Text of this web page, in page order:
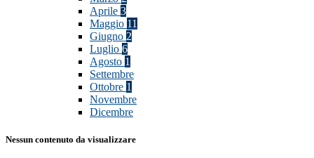
Aprile 3
Maggio 11
Giugno 2
Luglio 6
Agosto 1
Settembre
Ottobre 1
Novembre
Dicembre
Nessun contenuto da visualizzare